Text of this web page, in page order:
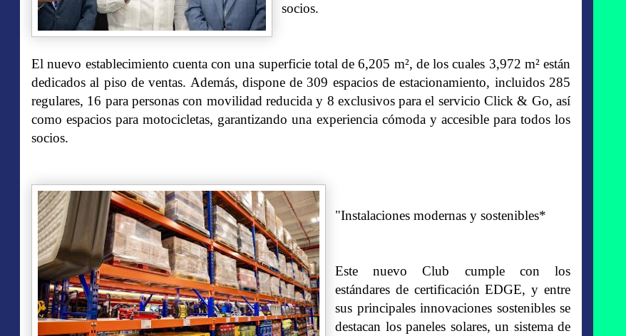
socios.
El nuevo establecimiento cuenta con una superficie total de 6,205 m², de los cuales 3,972 m² están
dedicados al piso de ventas. Además, dispone de 309 espacios de estacionamiento, incluidos 285
regulares, 16 para personas con movilidad reducida y 8 exclusivos para el servicio Click & Go, así
como espacios para motocicletas, garantizando una experiencia cómoda y accesible para todos los
socios.
"Instalaciones modernas y sostenibles*
Este nuevo Club cumple con los
estándares de certificación EDGE, y entre
sus principales innovaciones sostenibles se
destacan los paneles solares, un sistema de